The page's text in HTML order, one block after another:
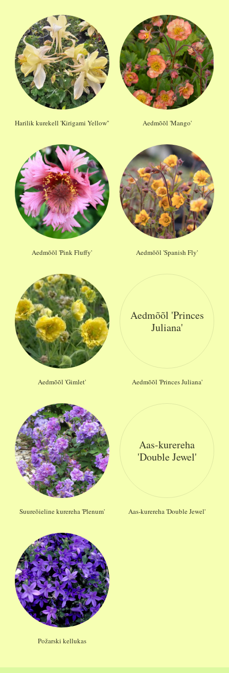
Harilik kurekell 'Kirigami Yellow'' Aedmõõl 'Mango'
Aedmõõl 'Pink Fluffy' Aedmõõl 'Spanish Fly'
Aedmõõl 'Gimlet'
Aedmõõl 'Princes
Juliana'
Aedmõõl 'Princes Juliana'
Suureõieline kurereha 'Plenum'
Aas-kurereha
'Double Jewel'
Aas-kurereha 'Double Jewel'
Požarski kellukas